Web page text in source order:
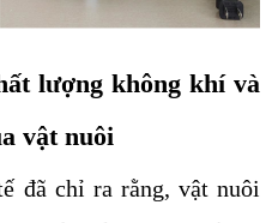
lượng không khí và
vật nuôi
đã chỉ ra rằng, vật nuôi